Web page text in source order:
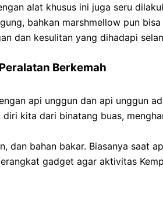
alat khusus ini juga seru
bahkan marshmellow pun
dan kesulitan yang dihadapi
Berkemah
api unggun dan api unggun
kita dari binatang buas,
bahan bakar. Biasanya saat
gadget agar aktivitas